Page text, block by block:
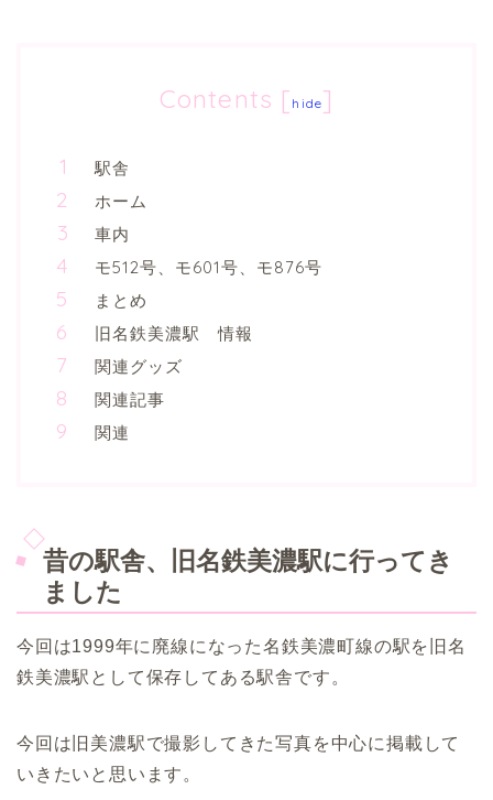
Contents [ hide]
駅舎
ホーム
車内
モ512号、モ601号、モ876号
まとめ
旧名鉄美濃駅 情報
関連グッズ
関連記事
関連
昔の駅舎、旧名鉄美濃駅に行ってき
ました
今回は1999年に廃線になった名鉄美濃町線の駅を旧名
鉄美濃駅として保存してある駅舎です。
今回は旧美濃駅で撮影してきた写真を中心に掲載して
いきたいと思います。